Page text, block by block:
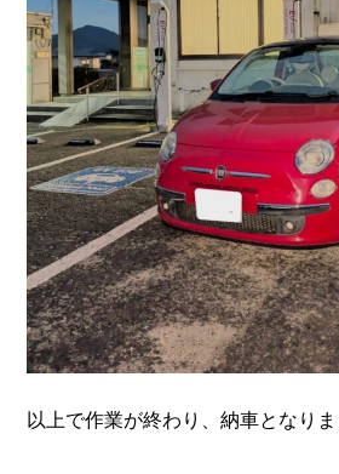
以上で作業が終わり、納車となり